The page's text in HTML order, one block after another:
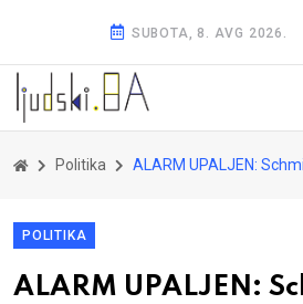
SUBOTA, 8. AVG 2026.
Politika ALARM UPALJEN: Schmidt u problemu, O'Brienu
POLITIKA
ALARM UPALJEN: